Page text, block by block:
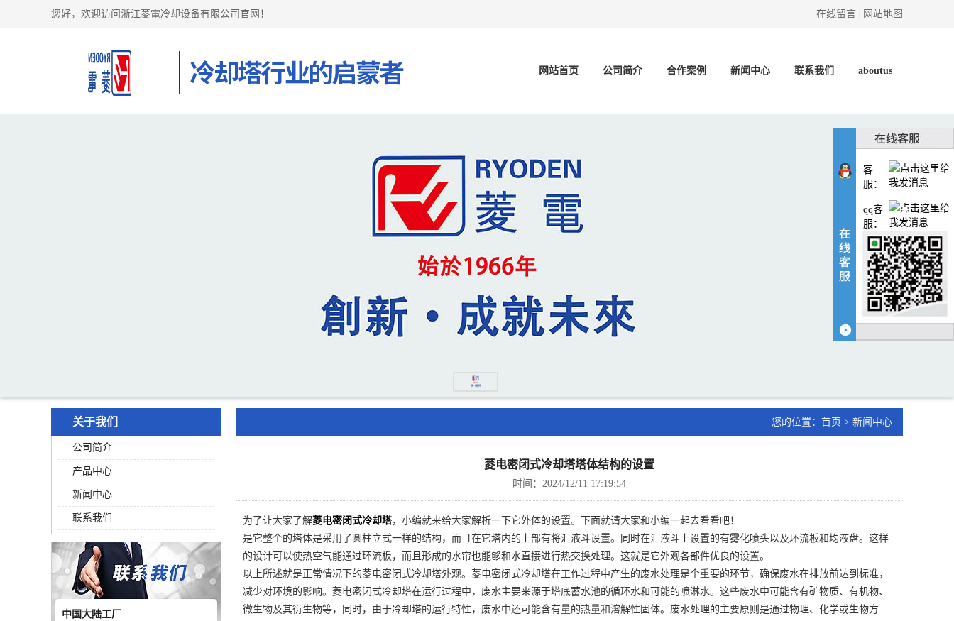
您好，欢迎访问浙江菱電冷却设备有限公司官网！ 在线留言 网站地图
网站首页 公司简介 合作案例 新闻中心 联系我们 aboutus
关于我们
公司简介
产品中心
新闻中心
联系我们
中国大陆工厂
您的位置： 首页 > 新闻中心
菱电密闭式冷却塔塔体结构的设置
时间：2024/12/11 17:19:54
为了让大家了解菱电密闭式冷却塔，小编就来给大家解析一下它外体的设置。下面就请大家和小编一起去看看吧！
是它整个的塔体是采用了圆柱立式一样的结构，而且在它塔内的上部有将汇液斗设置。同时在汇液斗上设置的有雾化喷头以及环流板和均液盘。这样
的设计可以使热空气能通过环流板，而且形成的水帘也能够和水直接进行热交换处理。这就是它外观各部件优良的设置。
以上所述就是正常情况下的菱电密闭式冷却塔外观。菱电密闭式冷却塔在工作过程中产生的废水处理是个重要的环节，确保废水在排放前达到标准，
减少对环境的影响。菱电密闭式冷却塔在运行过程中，废水主要来源于塔底蓄水池的循环水和可能的喷淋水。这些废水中可能含有矿物质、有机物、
微生物及其衍生物等，同时，由于冷却塔的运行特性，废水中还可能含有量的热量和溶解性固体。废水处理的主要原则是通过物理、化学或生物方
客
服：
qq客
服：